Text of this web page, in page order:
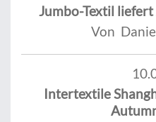
Jumbo-Textil
Von
Intertextile